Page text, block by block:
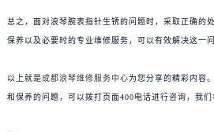
总之，面对浪琴腕表指针生锈的问题时，采取正确的
保养以及必要时的专业维修服务，可以有效解决这一
以上就是成都浪琴维修服务中心为您分享的精彩内容
和保养的问题，可以拨打页面400电话进行咨询，我们